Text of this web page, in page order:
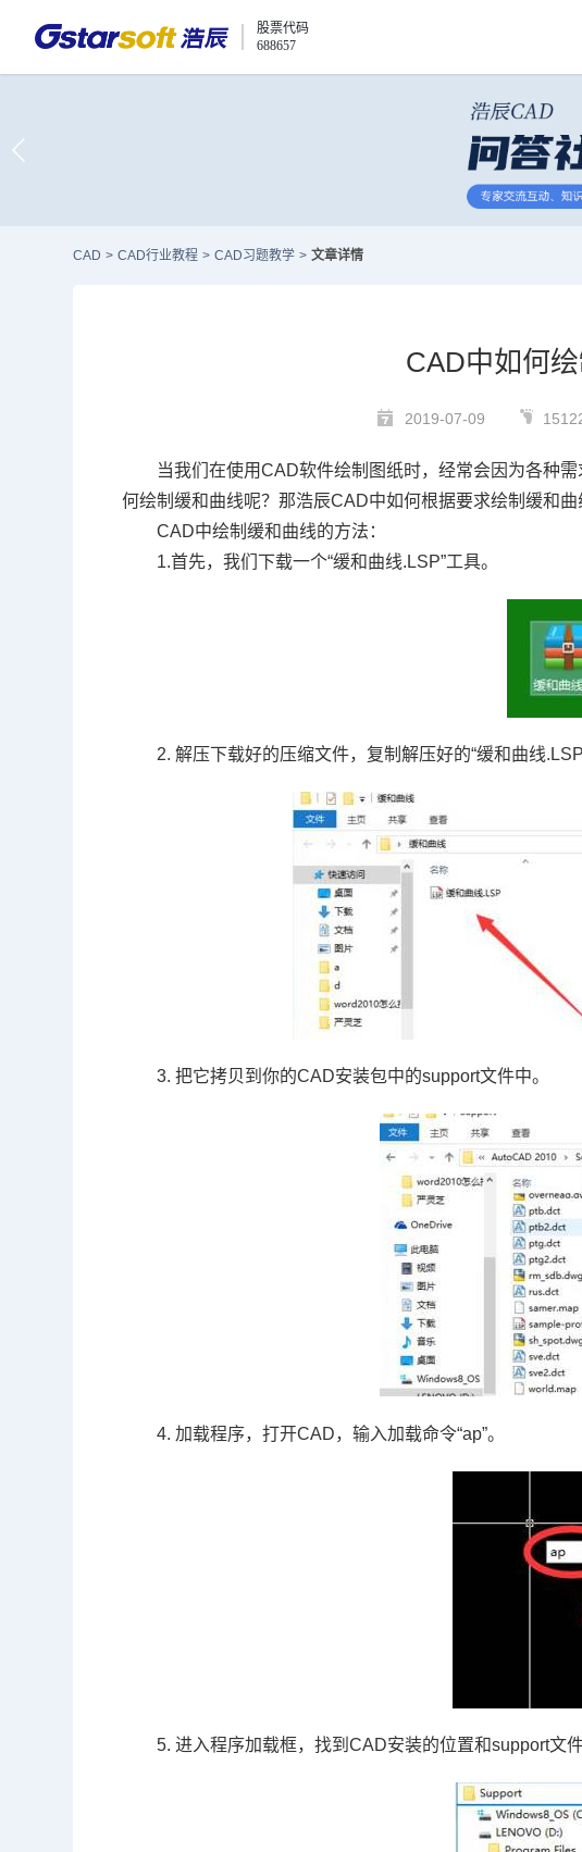
股票代码
688657
CAD > CAD行业教程 > CAD习题教学 > 文章详情
CAD中如何
2019-07-09
当我们在使用CAD软件绘制图纸时，经常会因为各种
何绘制缓和曲线呢？那浩辰CAD中如何根据要求绘制缓和曲
CAD中绘制缓和曲线的方法：
1.首先，我们下载一个“缓和曲线.LSP”工具。
2. 解压下载好的压缩文件，复制解压好的“缓和曲线
3. 把它拷贝到你的CAD安装包中的support文件中。
4. 加载程序，打开CAD，输入加载命令“ap”。
5. 进入程序加载框，找到CAD安装的位置和support文